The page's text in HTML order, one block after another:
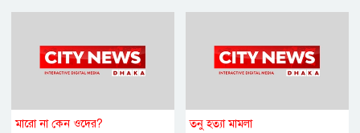
মারো না কেন ওদের? তনু হত্যা মামলা